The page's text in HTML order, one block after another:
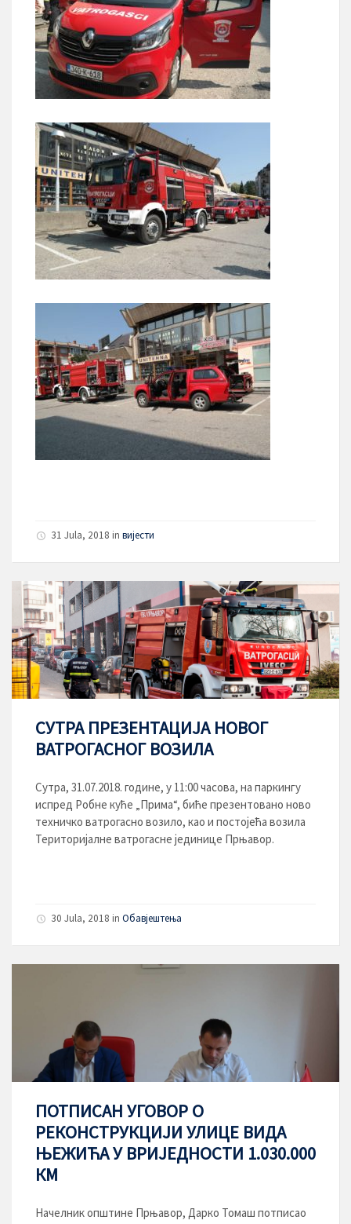
31 Jula, 2018 in вијести
СУТРА ПРЕЗЕНТАЦИЈА НОВОГ
ВАТРОГАСНОГ ВОЗИЛА
Сутра, 31.07.2018. године, у 11:00 часова, на паркингу
испред Робне куће „Прима“, биће презентовано ново
техничко ватрогасно возило, као и постојећа возила
Територијалне ватрогасне јединице Прњавор.
30 Jula, 2018 in Обавјештења
ПОТПИСАН УГОВОР О
РЕКОНСТРУКЦИЈИ УЛИЦЕ ВИДА
ЊЕЖИЋА У ВРИЈЕДНОСТИ 1.030.000
КМ
Начелник општине Прњавор, Дарко Томаш потписао